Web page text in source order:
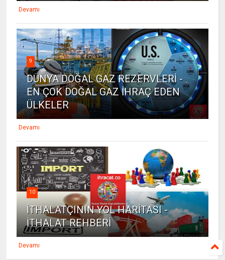
Devamı
9
DÜNYA DOĞAL GAZ REZERVLERİ -
EN ÇOK DOĞAL GAZ İHRAÇ EDEN
ÜLKELER
Devamı
10
İTHALATÇININ YOL HARİTASI -
İTHALAT REHBERİ
Devamı